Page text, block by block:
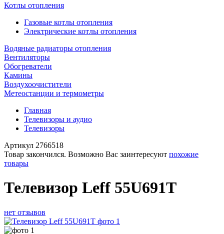
Котлы отопления
Газовые котлы отопления
Электрические котлы отопления
Водяные радиаторы отопления
Вентиляторы
Обогреватели
Камины
Воздухоочистители
Метеостанции и термометры
Главная
Телевизоры и аудио
Телевизоры
Артикул 2766518
Товар закончился. Возможно Вас заинтересуют похожие
товары
Телевизор Leff 55U691T
нет отзывов